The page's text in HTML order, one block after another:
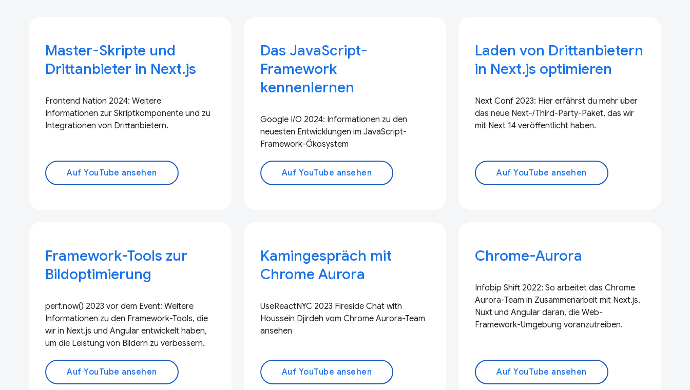
Master-Skripte und
Drittanbieter in Next.js
Frontend Nation 2024: Weitere
Informationen zur Skriptkomponente und zu
Integrationen von Drittanbietern.
Auf YouTube ansehen
Das JavaScript-
Framework
kennenlernen
Google I/O 2024: Informationen zu den
neuesten Entwicklungen im JavaScript-
Framework-Ökosystem
Auf YouTube ansehen
Laden von Drittanbietern
in Next.js optimieren
Next Conf 2023: Hier erfährst du mehr über
das neue Next-/Third-Party-Paket, das wir
mit Next 14 veröffentlicht haben.
Auf YouTube ansehen
Framework-Tools zur
Bildoptimierung
perf.now() 2023 vor dem Event: Weitere
Informationen zu den Framework-Tools, die
wir in Next.js und Angular entwickelt haben,
um die Leistung von Bildern zu verbessern.
Auf YouTube ansehen
Kamingespräch mit
Chrome Aurora
UseReactNYC 2023 Fireside Chat with
Houssein Djirdeh vom Chrome Aurora-Team
ansehen
Auf YouTube ansehen
Chrome-Aurora
Infobip Shift 2022: So arbeitet das Chrome
Aurora-Team in Zusammenarbeit mit Next.js,
Nuxt und Angular daran, die Web-
Framework-Umgebung voranzutreiben.
Auf YouTube ansehen